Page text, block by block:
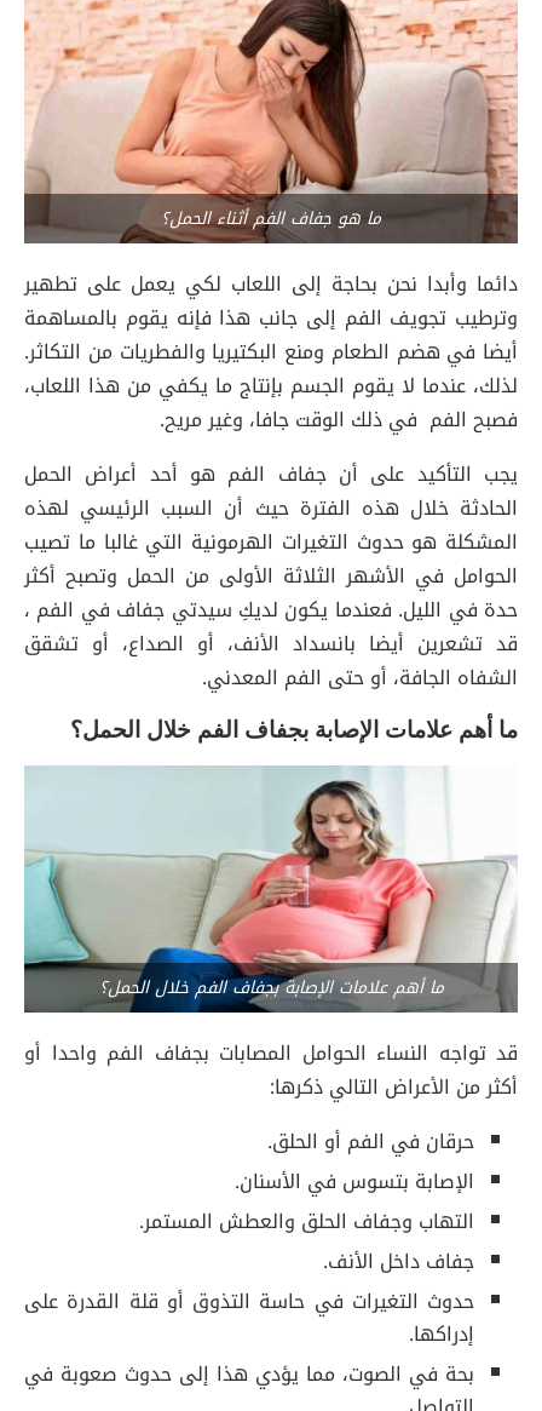
ما هو جفاف الفم أثناء الحمل؟
دائما وأبدا نحن بحاجة إلى اللعاب لكي يعمل على تطهير
وترطيب تجويف الفم إلى جانب هذا فإنه يقوم بالمساهمة
أيضا في هضم الطعام ومنع البكتيريا والفطريات من التكاثر.
لذلك، عندما لا يقوم الجسم بإنتاج ما يكفي من هذا اللعاب،
فصبح الفم في ذلك الوقت جافا، وغير مريح.
يجب التأكيد على أن جفاف الفم هو أحد أعراض الحمل
الحادثة خلال هذه الفترة حيث أن السبب الرئيسي لهذه
المشكلة هو حدوث التغيرات الهرمونية التي غالبا ما تصيب
الحوامل في الأشهر الثلاثة الأولى من الحمل وتصبح أكثر
حدة في الليل. فعندما يكون لديكِ سيدتي جفاف في الفم ،
قد تشعرين أيضا بانسداد الأنف، أو الصداع، أو تشقق
الشفاه الجافة، أو حتى الفم المعدني.
ما أهم علامات الإصابة بجفاف الفم خلال الحمل؟
ما أهم علامات الإصابة بجفاف الفم خلال الحمل؟
قد تواجه النساء الحوامل المصابات بجفاف الفم واحدا أو
أكثر من الأعراض التالي ذكرها:
حرقان في الفم أو الحلق.
الإصابة بتسوس في الأسنان.
التهاب وجفاف الحلق والعطش المستمر.
جفاف داخل الأنف.
حدوث التغيرات في حاسة التذوق أو قلة القدرة على
إدراكها.
بحة في الصوت، مما يؤدي هذا إلى حدوث صعوبة في